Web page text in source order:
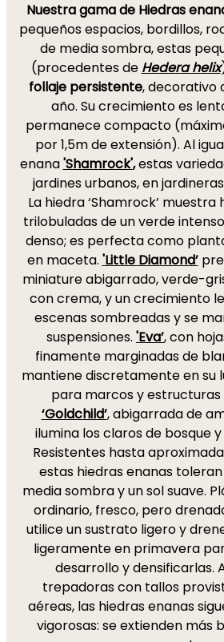
Nuestra gama de Hiedras
pequeños espacios, bordillos,
de media sombra, estas
(procedentes de Hedera helix
follaje persistente, decorativo
año. Su crecimiento es
permanece compacto
por 1,5m de extensión). Al
enana'Shamrock',estas
jardines urbanos, en
La hiedra ‘Shamrock’ muestra
trilobuladas de un verde
denso; es perfecta como
en maceta. 'Little Diamond’
miniature abigarrado, verde-
con crema, y un crecimiento
escenas sombreadas y se
suspensiones. 'Eva’, con
finamente marginadas de
mantiene discretamente en su
para marcos y estructuras
‘Goldchild’, abigarrada de
ilumina los claros de bosque
Resistentes hasta
estas hiedras enanas
media sombra y un sol suave.
ordinario, fresco, pero
utilice un sustrato ligero y
ligeramente en primavera
desarrollo y densificarlas.
trepadoras con tallos
aéreas, las hiedras enanas
vigorosas: se extienden más